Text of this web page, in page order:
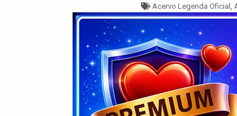
Tagged
Acervo Legenda Oficial